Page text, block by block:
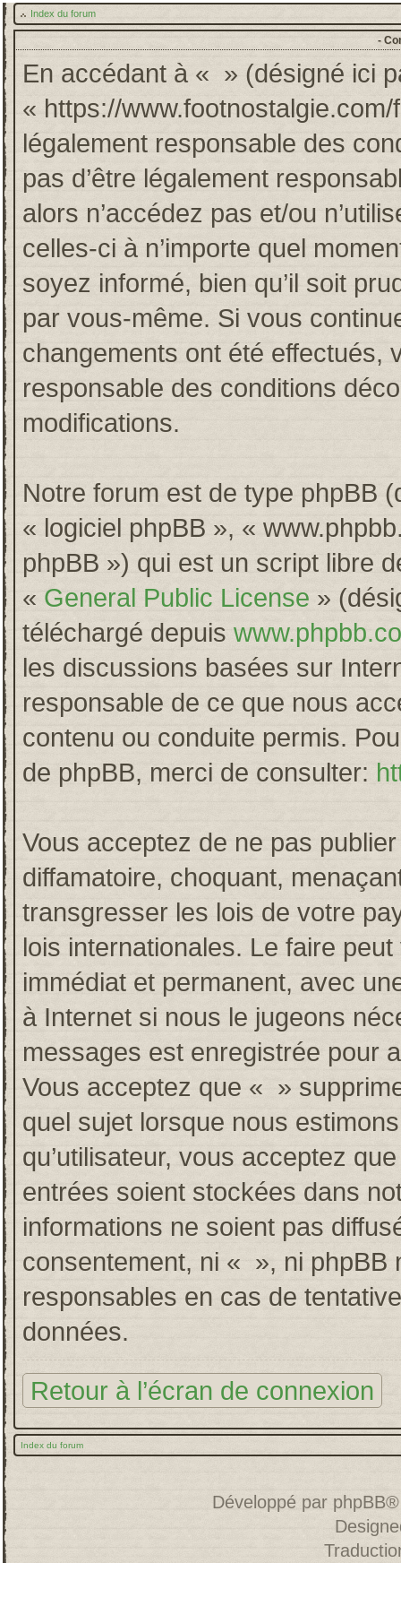
Index du forum
-
En accédant à « » (désigné ici
« https://
légalement responsable des
pas d’être légalement
alors n’accédez pas et/ou
celles-ci à n’importe quel
soyez informé, bien qu’il soit
par vous-même. Si vous
changements ont été effectués,
responsable des conditions
modifications.
Notre forum est de type phpBB
« logiciel phpBB », «
phpBB ») qui est un script libre
« General Public License »
téléchargé depuis
les discussions basées sur
responsable de ce que nous
contenu ou conduite permis.
de phpBB, merci de consulter:
Vous acceptez de ne pas
diffamatoire, choquant,
transgresser les lois de votre
lois internationales. Le faire
immédiat et permanent, avec
à Internet si nous le jugeons
messages est enregistrée pour
Vous acceptez que « »
quel sujet lorsque nous
qu’utilisateur, vous acceptez
entrées soient stockées dans
informations ne soient pas
consentement, ni « », ni phpBB
responsables en cas de
données.
Retour à l’écran de connexion
Index du forum
Développé par phpBB®